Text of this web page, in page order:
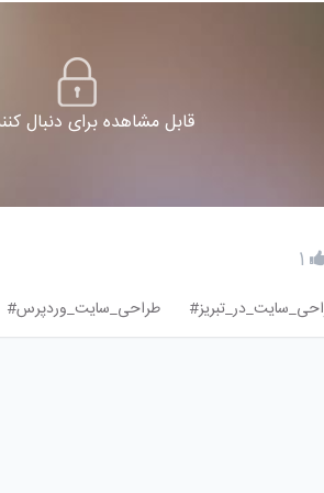
قابل مشاهده برای دنبال
1
طراحی_سایت_وردپرس#